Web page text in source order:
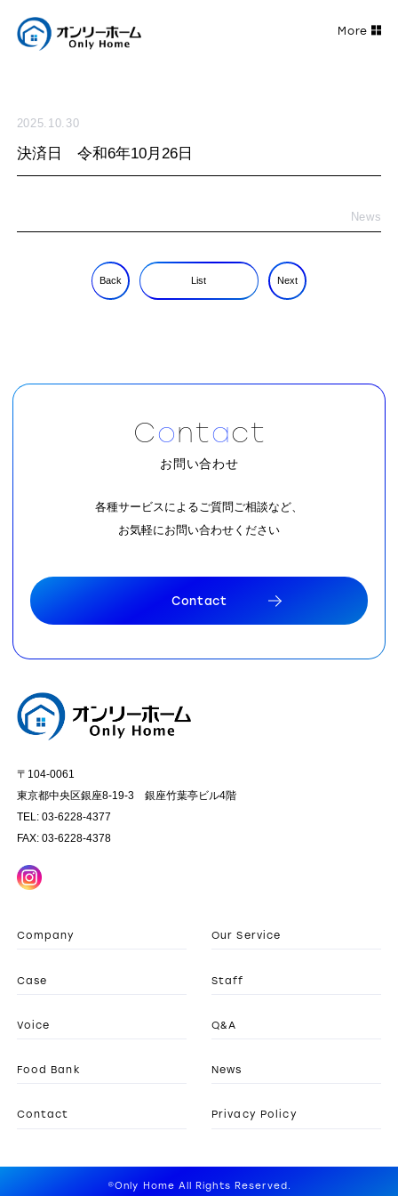
2025.10.30
決済日 令和6年10月26日
News
Back List Next
Contact
お問い合わせ
各種サービスによるご質問ご相談など、
お気軽にお問い合わせください
Contact
〒104-0061
東京都中央区銀座8-19-3 銀座竹葉亭ビル4階
TEL: 03-6228-4377
FAX: 03-6228-4378
Company Our Service
Case Staff
Voice Q&A
Food Bank News
Contact Privacy Policy
©Only Home All Rights Reserved.